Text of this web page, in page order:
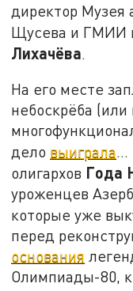
директор Музея
Щусева и ГМИИ
Лихачёва
На его месте
небоскрёба (или
дело выиграла…
олигархов Года
уроженцев
которые уже
перед
основания
Олимпиады-80,